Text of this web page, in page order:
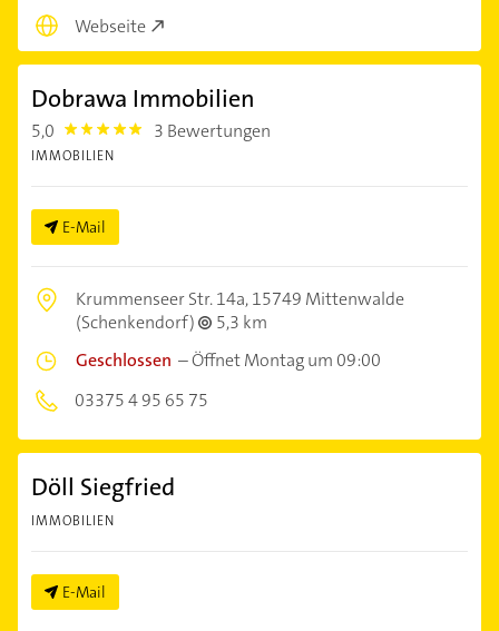
Webseite
Dobrawa Immobilien
5,0 5.0 3 Bewertungen
IMMOBILIEN
E-Mail
Krummenseer Str. 14a,15749 Mittenwalde
(Schenkendorf)
5,3 km
Geschlossen –Öffnet Montag um 09:00
03375 4 95 65 75
Döll Siegfried
IMMOBILIEN
E-Mail